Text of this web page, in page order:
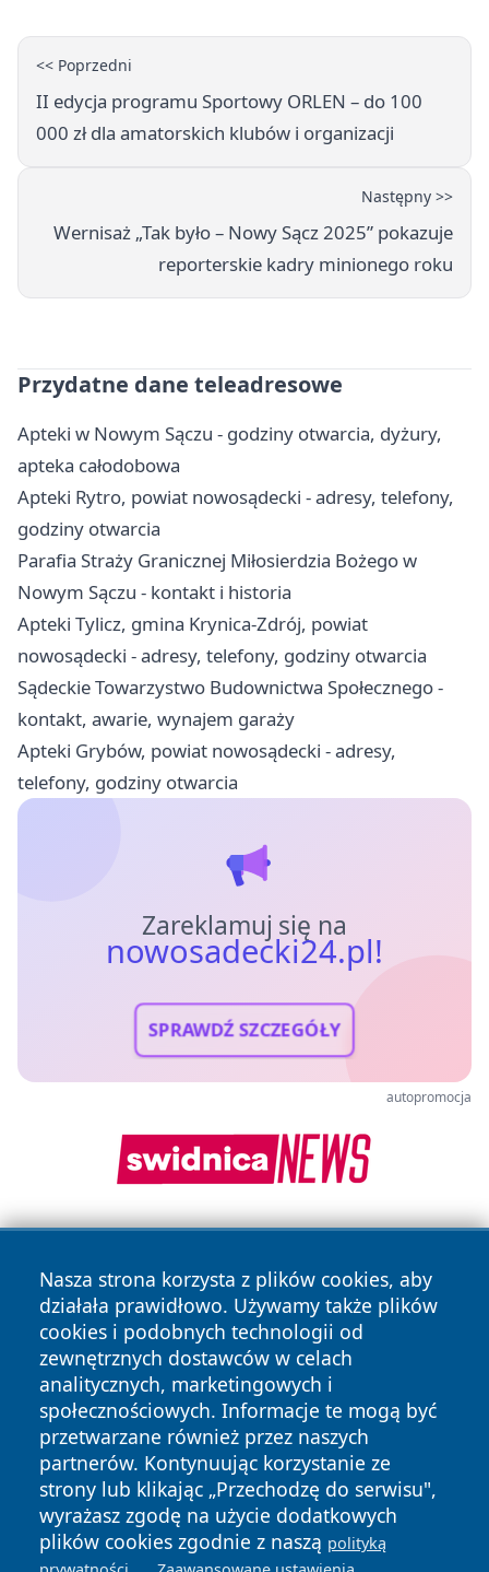
<< Poprzedni
II edycja programu Sportowy ORLEN – do 100
000 zł dla amatorskich klubów i organizacji
Następny >>
Wernisaż „Tak było – Nowy Sącz 2025” pokazuje
reporterskie kadry minionego roku
Przydatne dane teleadresowe
Apteki w Nowym Sączu - godziny otwarcia, dyżury,
apteka całodobowa
Apteki Rytro, powiat nowosądecki - adresy, telefony,
godziny otwarcia
Parafia Straży Granicznej Miłosierdzia Bożego w
Nowym Sączu - kontakt i historia
Apteki Tylicz, gmina Krynica-Zdrój, powiat
nowosądecki - adresy, telefony, godziny otwarcia
Sądeckie Towarzystwo Budownictwa Społecznego -
kontakt, awarie, wynajem garaży
Apteki Grybów, powiat nowosądecki - adresy,
telefony, godziny otwarcia
Zareklamuj się na
nowosadecki24.pl!
SPRAWDŹ SZCZEGÓŁY
autopromocja
Nasza strona korzysta z plików cookies, aby
działała prawidłowo. Używamy także plików
cookies i podobnych technologii od
zewnętrznych dostawców w celach
analitycznych, marketingowych i
społecznościowych. Informacje te mogą być
przetwarzane również przez naszych
partnerów. Kontynuując korzystanie ze
strony lub klikając „Przechodzę do serwisu",
wyrażasz zgodę na użycie dodatkowych
plików cookies zgodnie z naszą polityką
Copyright © 2026 nowosadecki24.pl Wszystkie prawa
zastrzeżone.
News Autorzy
Polityka
Prywatności
Polityka
Cookies